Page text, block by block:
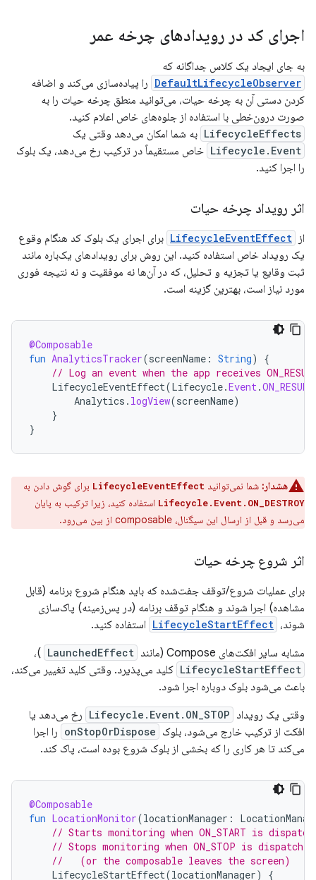
اجرای کد در رویدادهای چرخه عمر
به جای ایجاد یک کلاس جداگانه که
DefaultLifecycleObserver را پیاده‌سازی می‌کند و اضافه
کردن دستی آن به چرخه حیات، می‌توانید منطق چرخه حیات را به
صورت درون‌خطی با استفاده از جلوه‌های خاص اعلام کنید.
LifecycleEffects به شما امکان می‌دهد وقتی یک
Lifecycle.Event خاص مستقیماً در ترکیب رخ می‌دهد، یک بلوک
را اجرا کنید.
اثر رویداد چرخه حیات
از LifecycleEventEffect برای اجرای یک بلوک کد هنگام وقوع
یک رویداد خاص استفاده کنید. این روش برای رویدادهای یک‌باره مانند
ثبت وقایع یا تجزیه و تحلیل، که در آن‌ها نه موفقیت و نه نتیجه فوری
مورد نیاز است، بهترین گزینه است.
@Composable
fun AnalyticsTracker(screenName : String)
{
// Log an event when the app receives
LifecycleEventEffect(Lifecycle.Event.ON_RESUME
Analytics . logView(screenName)
}
}
هشدار: شما نمی‌توانید LifecycleEventEffect برای گوش دادن به
Lifecycle.Event.ON_DESTROY استفاده کنید، زیرا ترکیب به پایان
می‌رسد و قبل از ارسال این سیگنال، composable از بین می‌رود.
اثر شروع چرخه حیات
برای عملیات شروع/توقف جفت‌شده که باید هنگام شروع برنامه (قابل
مشاهده) اجرا شوند و هنگام توقف برنامه (در پس‌زمینه) پاک‌سازی
شوند، LifecycleStartEffect استفاده کنید.
مشابه سایر افکت‌های Compose (مانند
LaunchedEffect )،
LifecycleStartEffect کلید می‌پذیرد. وقتی کلید تغییر می‌کند،
باعث می‌شود بلوک دوباره اجرا شود.
وقتی یک رویداد Lifecycle.Event.ON_STOP رخ می‌دهد یا
افکت از ترکیب خارج می‌شود، بلوک onStopOrDispose را اجرا
می‌کند تا هر کاری را که بخشی از بلوک شروع بوده است، پاک کند.
@Composable
fun LocationMonitor(locationManager :
// Starts monitoring when ON_START is
// Stops monitoring when ON_STOP is dispatched
//   (or the composable leaves the screen)
LifecycleStartEffect(locationManager) {